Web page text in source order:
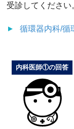
受診してください
循環器内科/循
内科医師①の回答